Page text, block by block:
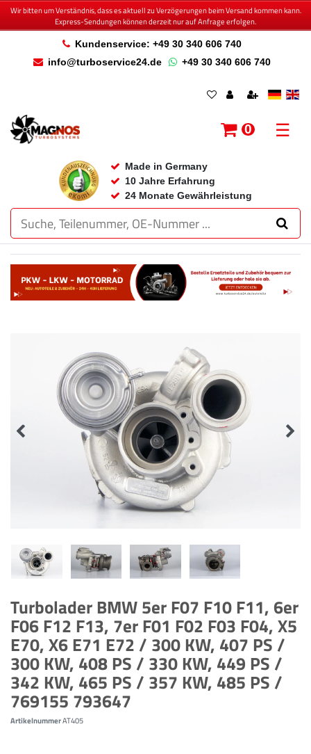
Wir bitten um Verständnis, dass es aktuell zu Verzögerungen beim Versand kommen kann.
Express-Sendungen können derzeit nur auf Anfrage erfolgen.
Kundenservice: +49 30 340 606 740
info@turboservice24.de
+49 30 340 606 740
Made in Germany
10 Jahre Erfahrung
24 Monate Gewährleistung
0 ☰
Turbolader BMW 5er F07 F10 F11, 6er
F06 F12 F13, 7er F01 F02 F03 F04, X5
E70, X6 E71 E72 / 300 KW, 407 PS /
300 KW, 408 PS / 330 KW, 449 PS /
342 KW, 465 PS / 357 KW, 485 PS /
769155 793647
ArtikelnummerAT405